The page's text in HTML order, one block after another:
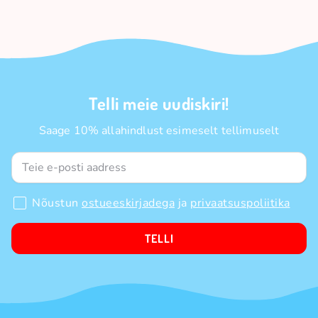
Telli meie uudiskiri!
Saage 10% allahindlust esimeselt tellimuselt
Nõustun ostueeskirjadega ja privaatsuspoliitika
TELLI